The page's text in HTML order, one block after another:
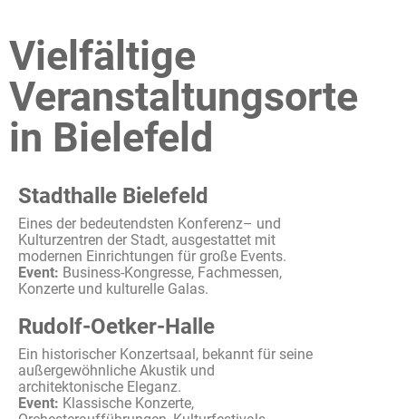
Vielfältige
Veranstaltungsorte
in Bielefeld
Stadthalle Bielefeld
Eines der bedeutendsten Konferenz– und
Kulturzentren der Stadt, ausgestattet mit
modernen Einrichtungen für große Events.
Event: Business-Kongresse, Fachmessen,
Konzerte und kulturelle Galas.
Rudolf-Oetker-Halle
Ein historischer Konzertsaal, bekannt für seine
außergewöhnliche Akustik und
architektonische Eleganz.
Event: Klassische Konzerte,